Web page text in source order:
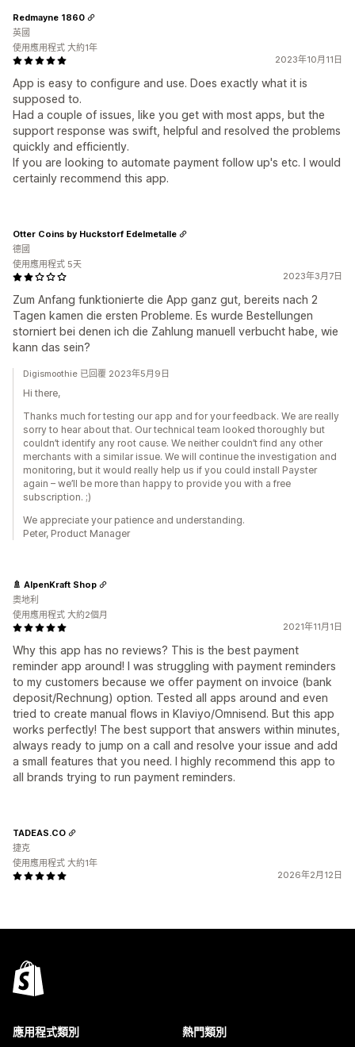
2023年10月11日
App is easy to configure and use. Does exactly what it is
supposed to.
Had a couple of issues, like you get with most apps, but the
support response was swift, helpful and resolved the problems
quickly and efficiently.
If you are looking to automate payment follow up's etc. I would
certainly recommend this app.
Redmayne 1860
英國
使用應用程式 大約1年
2023年3月7日
Zum Anfang funktionierte die App ganz gut, bereits nach 2
Tagen kamen die ersten Probleme. Es wurde Bestellungen
storniert bei denen ich die Zahlung manuell verbucht habe, wie
kann das sein?
Otter Coins by Huckstorf Edelmetalle
德國
使用應用程式 5天
Digismoothie 已回覆 2023年5月9日
Hi there,
Thanks much for testing our app and for your feedback. We are really
sorry to hear about that. Our technical team looked thoroughly but
couldn’t identify any root cause. We neither couldn’t find any other
merchants with a similar issue. We will continue the investigation and
monitoring, but it would really help us if you could install Payster
again – we’ll be more than happy to provide you with a free
subscription. ;)
We appreciate your patience and understanding.
Peter, Product Manager
2021年11月1日
Why this app has no reviews? This is the best payment
reminder app around! I was struggling with payment reminders
to my customers because we offer payment on invoice (bank
deposit/Rechnung) option. Tested all apps around and even
tried to create manual flows in Klaviyo/Omnisend. But this app
works perfectly! The best support that answers within minutes,
always ready to jump on a call and resolve your issue and add
a small features that you need. I highly recommend this app to
all brands trying to run payment reminders.
🚿 AlpenKraft Shop
奧地利
使用應用程式 大約2個月
2026年2月12日
TADEAS.CO
捷克
使用應用程式 大約1年
應用程式類別 熱門類別